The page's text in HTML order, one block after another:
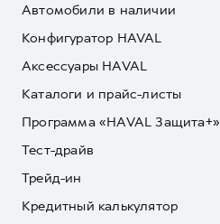
Автомобили в наличии
Конфигуратор HAVAL
Аксессуары HAVAL
Каталоги и прайс-листы
Программа «HAVAL Защита+»
Тест-драйв
Трейд-ин
Кредитный калькулятор